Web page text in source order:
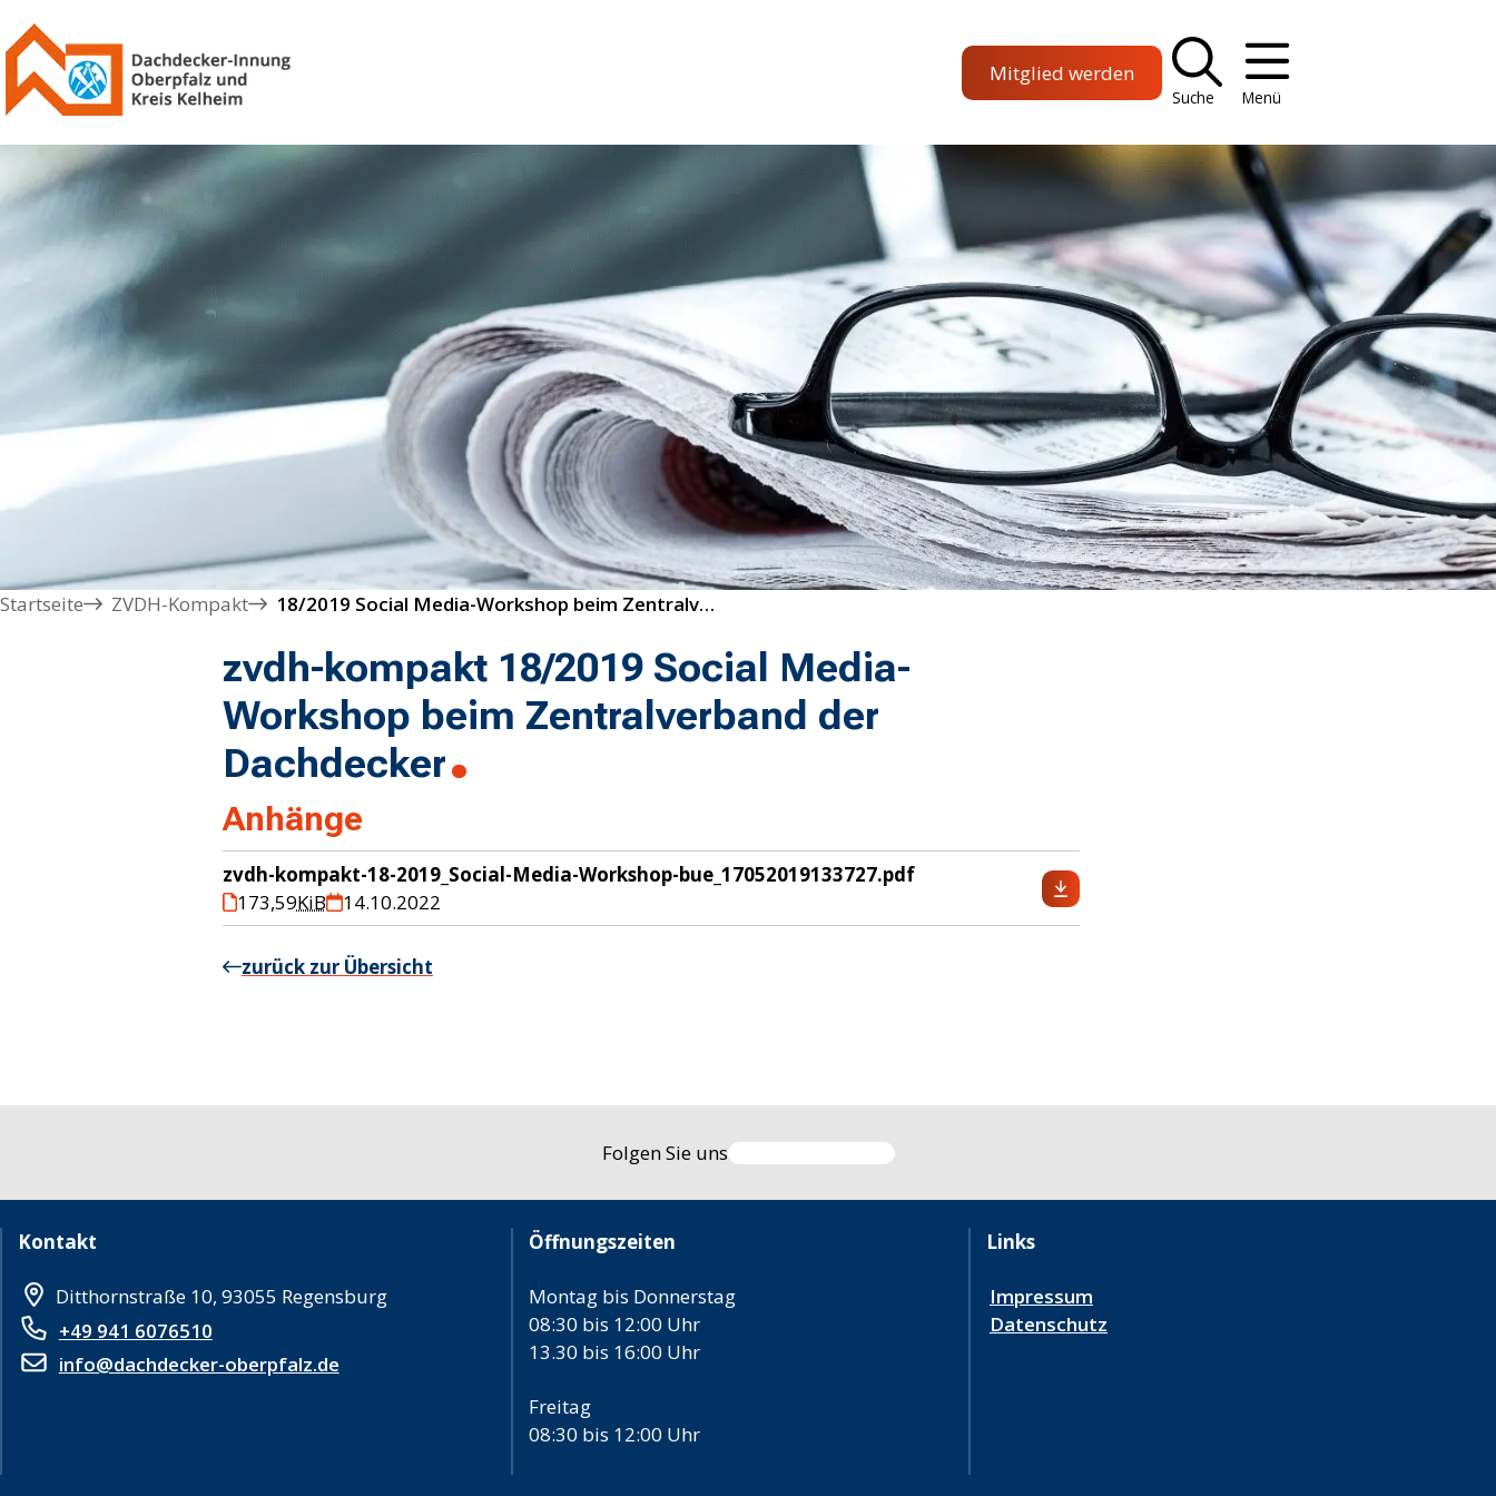
Mitglied werden
Suche Menü
Startseite ZVDH-Kompakt 18/2019 Social Media-Workshop beim Zentralverband der Dachdecker
zvdh-kompakt 18/2019 Social Media-
Workshop beim Zentralverband der
Dachdecker
Anhänge
zvdh-kompakt-18-2019_Social-Media-Workshop-bue_17052019133727.pdf
173,59KiB 14.10.2022
zurück zur Übersicht
Folgen Sie uns
Kontakt
Ditthornstraße 10, 93055 Regensburg
+49 941 6076510
info@dachdecker-oberpfalz.de
Öffnungszeiten
Montag bis Donnerstag
08:30 bis 12:00 Uhr
13.30 bis 16:00 Uhr
Freitag
08:30 bis 12:00 Uhr
Links
Impressum
Datenschutz